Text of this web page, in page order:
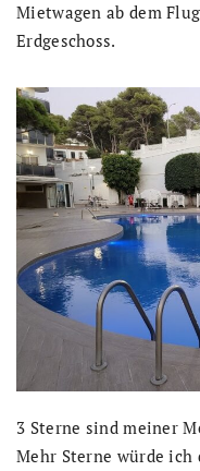
Mietwagen ab dem
Erdgeschoss.
3 Sterne sind meiner
Mehr Sterne würde